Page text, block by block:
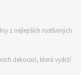
z nejlepších rostlinných
dekoraci, která vydrží